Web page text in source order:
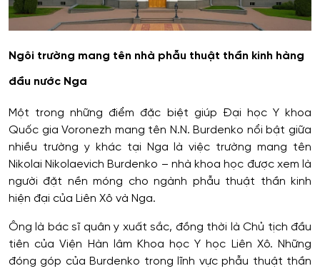
Ngôi trường mang tên nhà phẫu thuật thần kinh hàng
đầu nước Nga
Một trong những điểm đặc biệt giúp Đại học Y khoa
Quốc gia Voronezh mang tên N.N. Burdenko nổi bật giữa
nhiều trường y khác tại Nga là việc trường mang tên
Nikolai Nikolaevich Burdenko – nhà khoa học được xem là
người đặt nền móng cho ngành phẫu thuật thần kinh
hiện đại của Liên Xô và Nga.
Ông là bác sĩ quân y xuất sắc, đồng thời là Chủ tịch đầu
tiên của Viện Hàn lâm Khoa học Y học Liên Xô. Những
đóng góp của Burdenko trong lĩnh vực phẫu thuật thần